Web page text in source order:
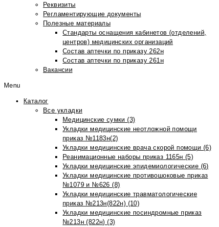
Реквизиты
Регламентирующие документы
Полезные материалы
Стандарты оснащения кабинетов (отделений,
центров) медицинских организаций
Состав аптечки по приказу 262н
Состав аптечки по приказу 261н
Вакансии
Menu
Каталог
Все укладки
Медицинские сумки (3)
Укладки медицинские неотложной помощи
приказ №1183н(2)
Укладки медицинские врача скорой помощи (6)
Реанимационные наборы приказ 1165н (5)
Укладки медицинские эпидемиологические (6)
Укладки медицинские противошоковые приказ
№1079 и №626 (8)
Укладки медицинские травматологические
приказ №213н(822н) (10)
Укладки медицинские посиндромные приказ
№213н (822н) (3)